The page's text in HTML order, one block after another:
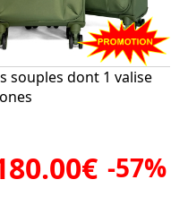
souples dont 1 valise
-57%